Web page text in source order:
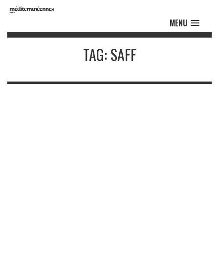
MENU
TAG: SAFF